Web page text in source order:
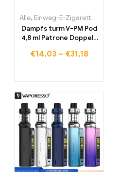
Einweg-E-Zigaretten Belgien,Einweg-
Alle, Einweg-E-Zigaretten Litauen
Dampfs turm V-PM Pod
4,8 ml Patrone Doppels
offenes System Vape
€14,03 – €31,18